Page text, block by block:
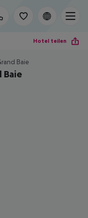
Hotel teilen
Baie
Baie